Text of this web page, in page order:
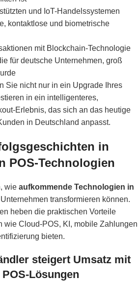
und IoT-Handelssystemen
kontaktlose und biometrische
mit Blockchain-Technologie
für deutsche Unternehmen, groß
Sie nicht nur in ein Upgrade Ihres
in ein intelligenteres,
Erlebnis, das sich an das heutige
in Deutschland anpasst.
in
POS-Technologien
wie aufkommende Technologien in
transformieren können.
heben die praktischen Vorteile
wie Cloud-POS, KI, mobile Zahlungen
bieten.
steigert Umsatz mit
Lösungen